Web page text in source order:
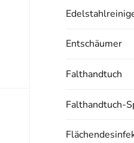
Entschäumer
Falthandtuch
Falthandtuch-